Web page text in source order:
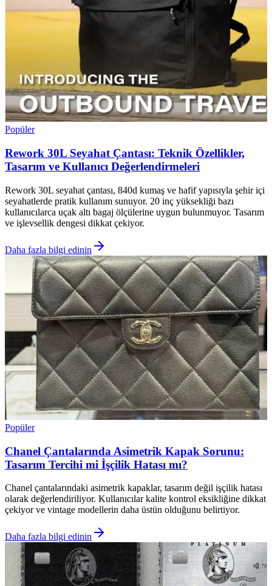
Popüler
Rework 30L Seyahat Çantası: Teknik Özellikler,
Tasarım ve Kullanıcı Değerlendirmeleri
Rework 30L seyahat çantası, 840d kumaş ve hafif yapısıyla şehir içi
seyahatlerde pratik kullanım sunuyor. 20 inç yüksekliği bazı
kullanıcılarca uçak altı bagaj ölçülerine uygun bulunmuyor. Tasarım
ve işlevsellik dengesi dikkat çekiyor.
Daha fazla bilgi edinin
Popüler
Chanel Çantalarında Asimetrik Kapak Sorunu:
Tasarım Tercihi mi İşçilik Hatası mı?
Chanel çantalarındaki asimetrik kapaklar, tasarım değil işçilik hatası
olarak değerlendiriliyor. Kullanıcılar kalite kontrol eksikliğine dikkat
çekiyor ve vintage modellerin daha üstün olduğunu belirtiyor.
Daha fazla bilgi edinin